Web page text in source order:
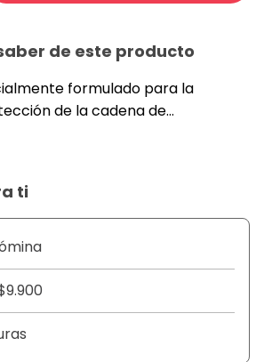
de este producto
formulado para la
de la cadena de
Reduce la fricción
disminuye el desgaste por
suave y eficiente
para uso diario en motos de alto
y motocicletas de trabajo.
para lubricar eficazmente la
su vida útil.
y la fricción entre los eslabones
ti